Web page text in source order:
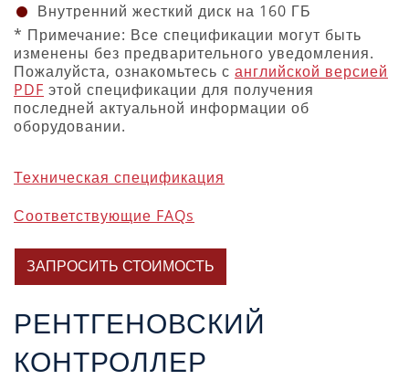
Внутренний жесткий диск на 160 ГБ
* Примечание: Все спецификации могут быть
изменены без предварительного уведомления.
Пожалуйста, ознакомьтесь с английской версией
PDF этой спецификации для получения
последней актуальной информации об
оборудовании.
Техническая спецификация
Соответствующие FAQs
ЗАПРОСИТЬ СТОИМОСТЬ
РЕНТГЕНОВСКИЙ
КОНТРОЛЛЕР